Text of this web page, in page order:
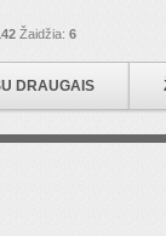
Žaidžia: 6
DRAUGAIS